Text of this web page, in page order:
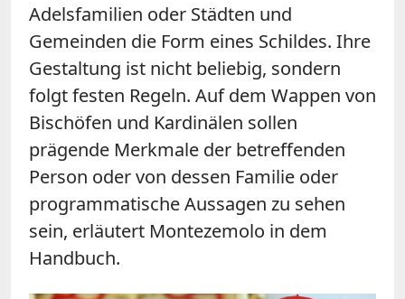
Adelsfamilien oder Städten und
Gemeinden die Form eines Schildes. Ihre
Gestaltung ist nicht beliebig, sondern
folgt festen Regeln. Auf dem Wappen von
Bischöfen und Kardinälen sollen
prägende Merkmale der betreffenden
Person oder von dessen Familie oder
programmatische Aussagen zu sehen
sein, erläutert Montezemolo in dem
Handbuch.